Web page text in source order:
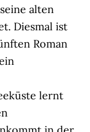
alten
Diesmal ist
Roman
lernt